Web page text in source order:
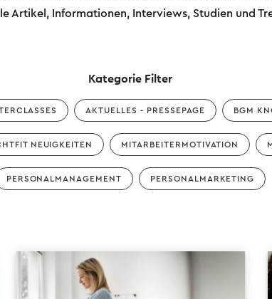
Artikel, Informationen, Interviews, Studien und
Kategorie Filter
AKTUELLES - PRESSEPAGE BGM
NEUIGKEITEN MITARBEITERMOTIVATION
PERSONALMANAGEMENT PERSONALMARKETING